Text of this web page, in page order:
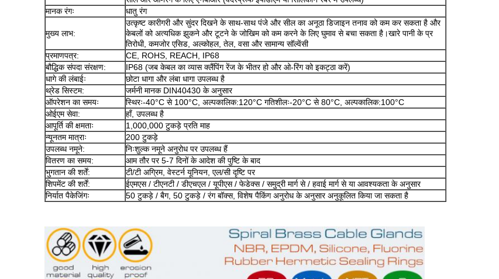
मानक रंगः
धातु रंग
मुख्य लाभ:
उत्कृष्ट कारीगरी और सुंदर दिखने के साथ-साथ पंजे और सील का अनूठा डिजाइन तनाव को कम कर सकता है और
केबलों को अत्यधिक झुकने और टूटने के जोखिम को कम करने के लिए घुमाव से बचा सकता है।खारे पानी के प्र
तिरोधी, कमजोर एसिड, अल्कोहल, तेल, वसा और सामान्य सॉल्वेंसी
प्रमाणपत्र:
CE, ROHS, REACH, IP68
बौद्धिक संपदा संरक्षण:
IP68 (जब केबल का व्यास क्लैंपिंग रेंज के भीतर हो और ओ-रिंग को इकट्ठा करें)
धागे की लंबाईः
छोटा धागा और लंबा धागा उपलब्ध है
थ्रेड सिस्टम:
जर्मनी मानक DIN40430 के अनुसार
ऑपरेशन का समयः
स्थिरः-40°C से 100°C, अल्पकालिक:120°C गतिशीलः-20°C से 80°C, अल्पकालिक:100°C
ओईएम सेवा:
हाँ, उपलब्ध है
आपूर्ति की क्षमताः
1,000,000 टुकड़े प्रति माह
न्यूनतम मात्राः
200 टुकड़े
उपलब्ध नमूने:
निःशुल्क नमूने अनुरोध पर उपलब्ध हैं
वितरण का समय:
आम तौर पर 5-7 दिनों के आदेश की पुष्टि के बाद
भुगतान की शर्तें:
टी/टी अग्रिम, वेस्टर्न यूनियन, एल/सी दृष्टि पर
शिपमेंट की शर्तें:
ईएमएस / टीएनटी / डीएचएल / यूपीएस / फेडेक्स / समुद्री मार्ग से / हवाई मार्ग से या आवश्यकता के अनुसार
निर्यात पैकेजिंगः
50 टुकड़े / बैग, 50 टुकड़े / रंग बॉक्स, विशेष पैकिंग अनुरोध के अनुसार अनुकूलित किया जा सकता है